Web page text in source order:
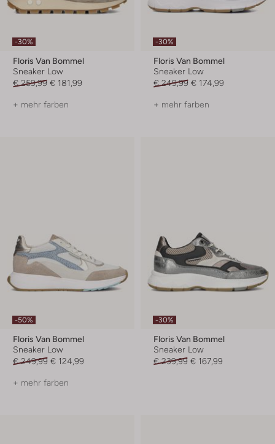
-30%
Floris Van Bommel
Sneaker Low
€ 259,99 € 181,99
+ mehr farben
-30%
Floris Van Bommel
Sneaker Low
€ 249,99 € 174,99
+ mehr farben
-50%
Floris Van Bommel
Sneaker Low
€ 249,99 € 124,99
+ mehr farben
-30%
Floris Van Bommel
Sneaker Low
€ 239,99 € 167,99